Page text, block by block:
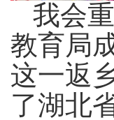
我会
教育局
这一返
了湖北